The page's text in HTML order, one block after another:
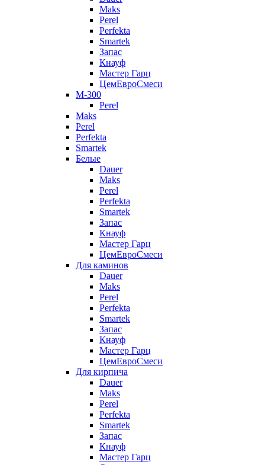
Maks
Perel
Perfekta
Smartek
Запас
Кнауф
Мастер Гарц
ЦемЕвроСмеси
M-300
Perel
Maks
Perel
Perfekta
Smartek
Белые
Dauer
Maks
Perel
Perfekta
Smartek
Запас
Кнауф
Мастер Гарц
ЦемЕвроСмеси
Для каминов
Dauer
Maks
Perel
Perfekta
Smartek
Запас
Кнауф
Мастер Гарц
ЦемЕвроСмеси
Для кирпича
Dauer
Maks
Perel
Perfekta
Smartek
Запас
Кнауф
Мастер Гарц